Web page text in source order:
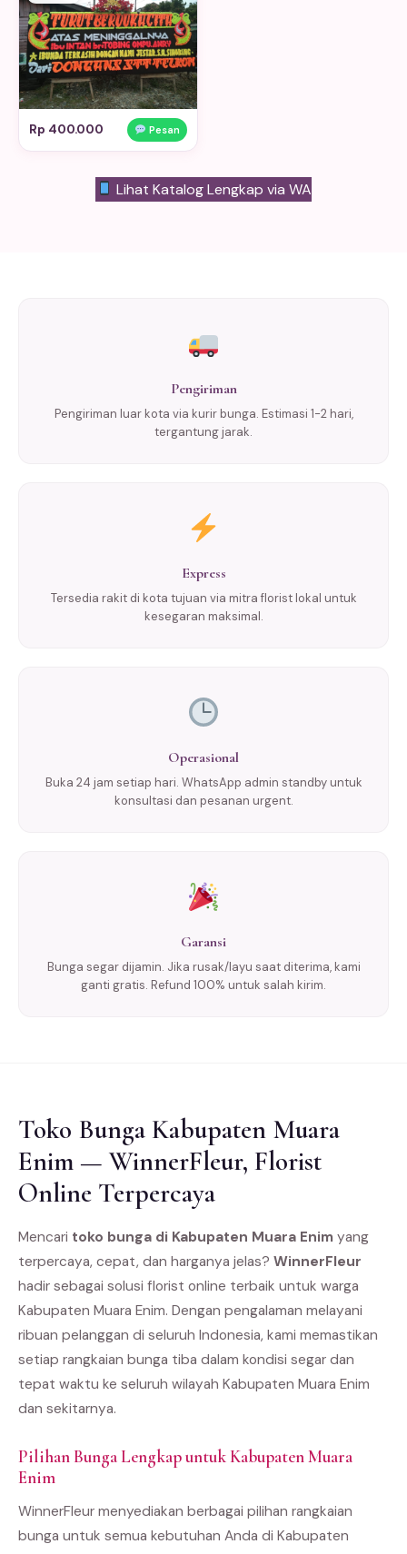
Rp 400.000 Pesan
Lihat Katalog Lengkap via WA
Pengiriman
Pengiriman luar kota via kurir bunga. Estimasi 1-2 hari,
tergantung jarak.
Express
Tersedia rakit di kota tujuan via mitra florist lokal untuk
kesegaran maksimal.
Operasional
Buka 24 jam setiap hari. WhatsApp admin standby untuk
konsultasi dan pesanan urgent.
Garansi
Bunga segar dijamin. Jika rusak/layu saat diterima, kami
ganti gratis. Refund 100% untuk salah kirim.
Toko Bunga Kabupaten Muara
Enim — WinnerFleur, Florist
Online Terpercaya
Mencari toko bunga di Kabupaten Muara Enim yang
terpercaya, cepat, dan harganya jelas? WinnerFleur
hadir sebagai solusi florist online terbaik untuk warga
Kabupaten Muara Enim. Dengan pengalaman melayani
ribuan pelanggan di seluruh Indonesia, kami memastikan
setiap rangkaian bunga tiba dalam kondisi segar dan
tepat waktu ke seluruh wilayah Kabupaten Muara Enim
dan sekitarnya.
Pilihan Bunga Lengkap untuk Kabupaten Muara
Enim
WinnerFleur menyediakan berbagai pilihan rangkaian
bunga untuk semua kebutuhan Anda di Kabupaten